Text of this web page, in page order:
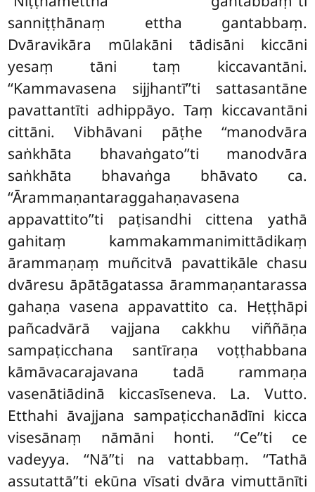
sanniṭṭhānaṃ ettha gantabbaṃ.
Dvāravikāra mūlakāni tādisāni kiccāni
yesaṃ tāni taṃ kiccavantāni.
‘‘Kammavasena sijjhantī’’ti sattasantāne
pavattantīti adhippāyo. Taṃ kiccavantāni
cittāni. Vibhāvani pāṭhe ‘‘manodvāra
saṅkhāta bhavaṅgato’’ti manodvāra
saṅkhāta bhavaṅga bhāvato ca.
‘‘Ārammaṇantaraggahaṇavasena
appavattito’’ti paṭisandhi cittena yathā
gahitaṃ kammakammanimittādikaṃ
ārammaṇaṃ muñcitvā pavattikāle chasu
dvāresu āpātāgatassa ārammaṇantarassa
gahaṇa vasena appavattito ca. Heṭṭhāpi
pañcadvārā vajjana cakkhu viññāṇa
sampaṭicchana santīraṇa voṭṭhabbana
kāmāvacarajavana tadā rammaṇa
vasenātiādinā kiccasīseneva. La. Vutto.
Etthahi āvajjana sampaṭicchanādīni kicca
visesānaṃ nāmāni honti. ‘‘Ce’’ti ce
vadeyya. ‘‘Nā’’ti na vattabbaṃ. ‘‘Tathā
assutattā’’ti ekūna vīsati dvāra vimuttānīti